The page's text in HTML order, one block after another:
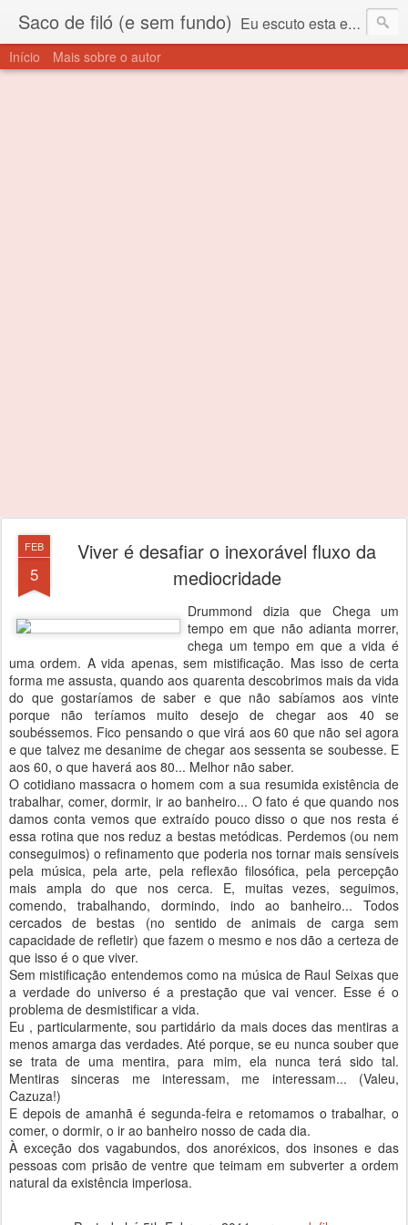
Saco de filó (e sem fundo) Eu escuto esta expressão "saco de filó" desde criança. Para quem não sabe, filó é um tecido todo furadinho e permite que um saco feito com ele, mesmo que muito exposto ao ar soprado para dentro, nunca vai se encher. Aí está o propósito deste nome... Para viver em sociedade tem que ter saco de filó.
Início Mais sobre o autor
FEB
5
Viver é desafiar o inexorável fluxo da
mediocridade
Drummond dizia que Chega um
tempo em que não adianta morrer,
chega um tempo em que a vida é
uma ordem. A vida apenas, sem mistificação. Mas isso de certa
forma me assusta, quando aos quarenta descobrimos mais da vida
do que gostaríamos de saber e que não sabíamos aos vinte
porque não teríamos muito desejo de chegar aos 40 se
soubéssemos. Fico pensando o que virá aos 60 que não sei agora
e que talvez me desanime de chegar aos sessenta se soubesse. E
aos 60, o que haverá aos 80... Melhor não saber.
O cotidiano massacra o homem com a sua resumida existência de
trabalhar, comer, dormir, ir ao banheiro... O fato é que quando nos
damos conta vemos que extraído pouco disso o que nos resta é
essa rotina que nos reduz a bestas metódicas. Perdemos (ou nem
conseguimos) o refinamento que poderia nos tornar mais sensíveis
pela música, pela arte, pela reflexão filosófica, pela percepção
mais ampla do que nos cerca. E, muitas vezes, seguimos,
comendo, trabalhando, dormindo, indo ao banheiro... Todos
cercados de bestas (no sentido de animais de carga sem
capacidade de refletir) que fazem o mesmo e nos dão a certeza de
que isso é o que viver.
Sem mistificação entendemos como na música de Raul Seixas que
a verdade do universo é a prestação que vai vencer. Esse é o
problema de desmistificar a vida.
Eu , particularmente, sou partidário da mais doces das mentiras a
menos amarga das verdades. Até porque, se eu nunca souber que
se trata de uma mentira, para mim, ela nunca terá sido tal.
Mentiras sinceras me interessam, me interessam... (Valeu,
Cazuza!)
E depois de amanhã é segunda-feira e retomamos o trabalhar, o
comer, o dormir, o ir ao banheiro nosso de cada dia.
À exceção dos vagabundos, dos anoréxicos, dos insones e das
pessoas com prisão de ventre que teimam em subverter a ordem
natural da existência imperiosa.